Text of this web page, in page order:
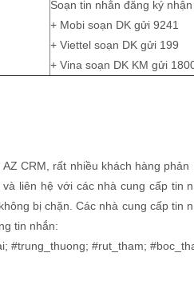
Soạn tin nhắn đăng ký nhận
+ Mobi soạn DK gửi 9241
+ Viettel soạn DK gửi 199
+ Vina soạn DK KM gửi
CRM, rất nhiều khách hàng
liên hệ với các nhà cung cấp tin
bị chặn. Các nhà cung cấp tin
tin nhắn:
#trung_thuong; #rut_tham;